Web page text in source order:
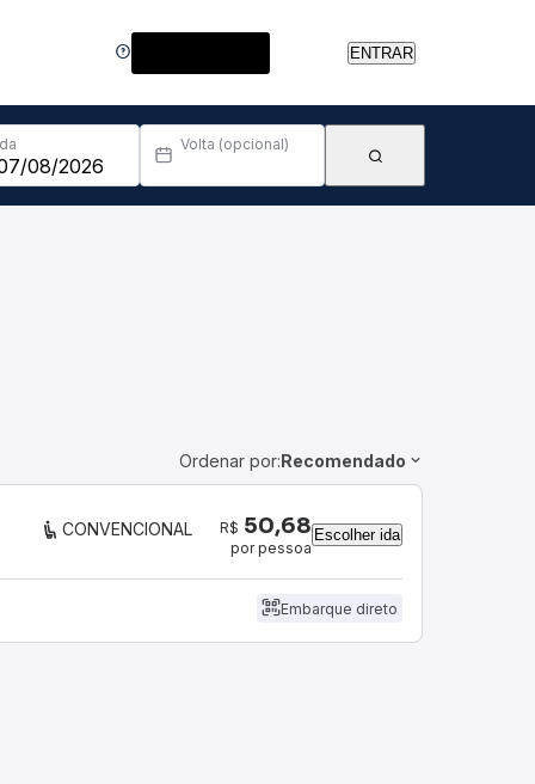
ENTRAR
Volta (opcional)
Ordenar por:Recomendado
CONVENCIONAL R$ 50,68
por pessoa
Escolher ida
Embarque direto